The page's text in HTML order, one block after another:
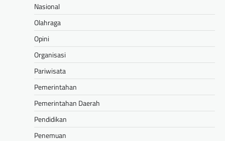
Nasional
Olahraga
Opini
Organisasi
Pariwisata
Pemerintahan
Pemerintahan Daerah
Pendidikan
Penemuan